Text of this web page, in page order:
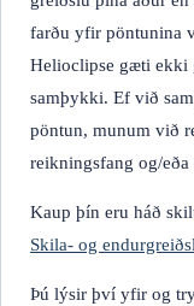
farðu yfir pöntunina
Helioclipse gæti ekki
samþykki. Ef við
pöntun, munum við
reikningsfang og/
Kaup þín eru háð
Skila- og
Þú lýsir því yfir og